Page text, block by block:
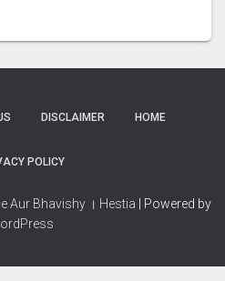
DISCLAIMER HOME
POLICY
Aur Bhavishy । Hestia | Powered by